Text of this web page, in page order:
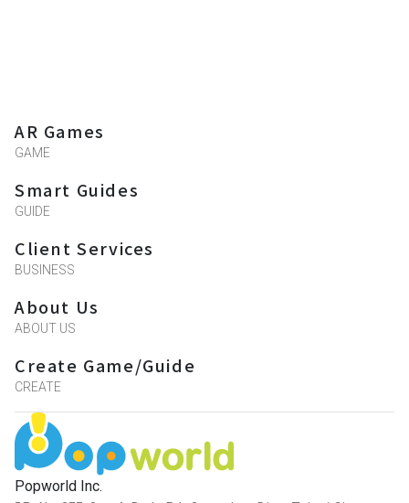
Popworld Inc.
AR Games
GAME
Smart Guides
GUIDE
Client Services
BUSINESS
About Us
ABOUT US
Create Game/Guide
CREATE